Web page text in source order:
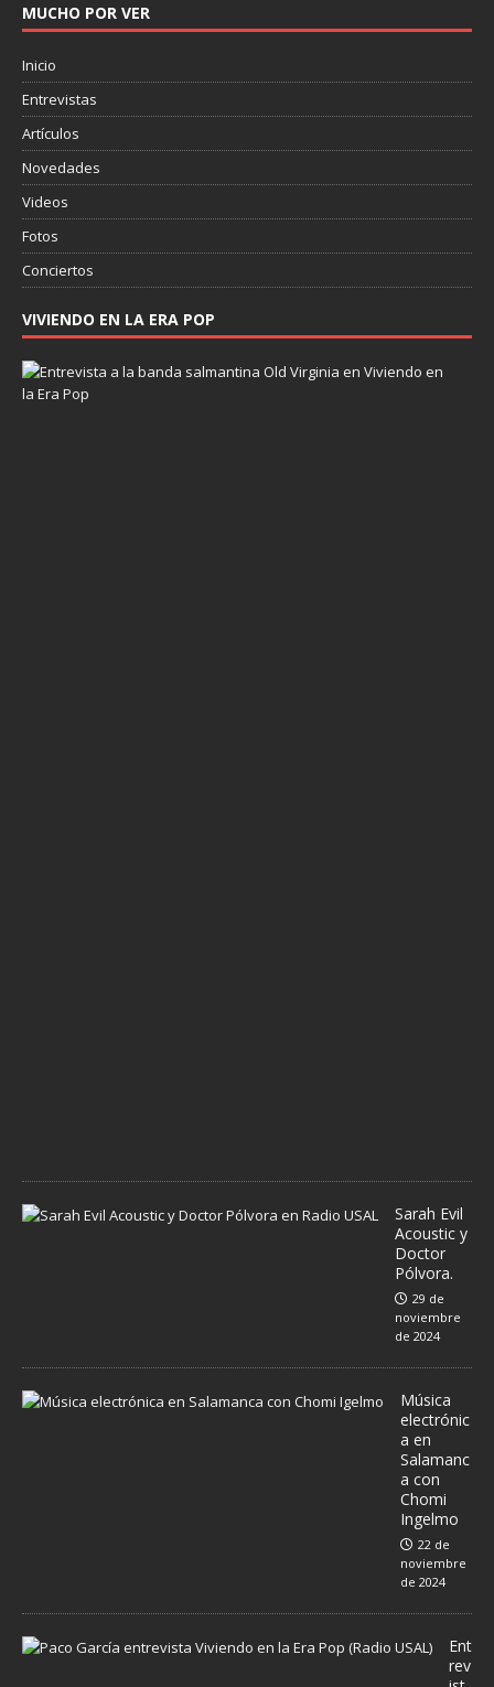
MUCHO POR VER
Inicio
Entrevistas
Artículos
Novedades
Videos
Fotos
Conciertos
VIVIENDO EN LA ERA POP
Sarah Evil
Acoustic y
Doctor
Pólvora.
29 de
noviembre
de 2024
Música
electrónic
a en
Salamanc
a con
Chomi
Ingelmo
22 de
noviembre
de 2024
Ent
rev